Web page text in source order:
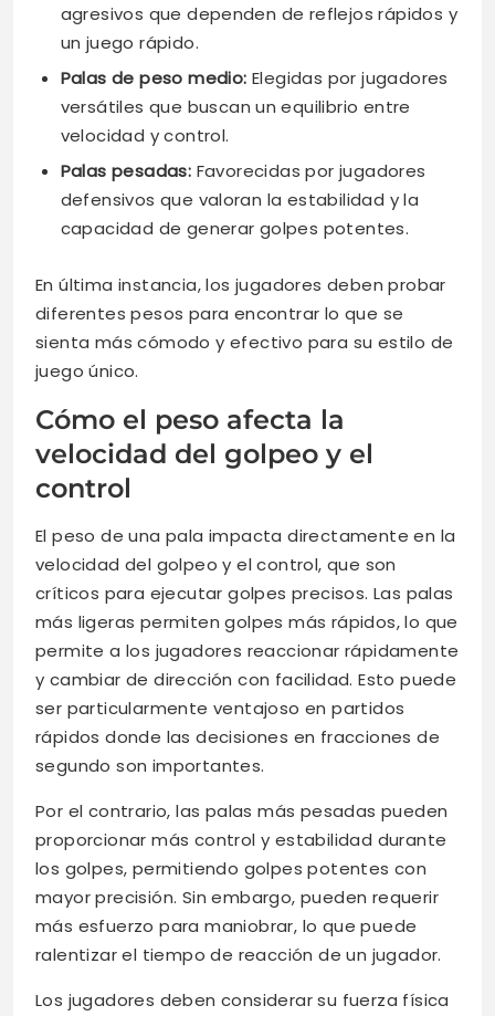
agresivos que dependen de reflejos rápidos y
un juego rápido.
Palas de peso medio: Elegidas por jugadores
versátiles que buscan un equilibrio entre
velocidad y control.
Palas pesadas: Favorecidas por jugadores
defensivos que valoran la estabilidad y la
capacidad de generar golpes potentes.
En última instancia, los jugadores deben probar
diferentes pesos para encontrar lo que se
sienta más cómodo y efectivo para su estilo de
juego único.
Cómo el peso afecta la
velocidad del golpeo y el
control
El peso de una pala impacta directamente en la
velocidad del golpeo y el control, que son
críticos para ejecutar golpes precisos. Las palas
más ligeras permiten golpes más rápidos, lo que
permite a los jugadores reaccionar rápidamente
y cambiar de dirección con facilidad. Esto puede
ser particularmente ventajoso en partidos
rápidos donde las decisiones en fracciones de
segundo son importantes.
Por el contrario, las palas más pesadas pueden
proporcionar más control y estabilidad durante
los golpes, permitiendo golpes potentes con
mayor precisión. Sin embargo, pueden requerir
más esfuerzo para maniobrar, lo que puede
ralentizar el tiempo de reacción de un jugador.
Los jugadores deben considerar su fuerza física